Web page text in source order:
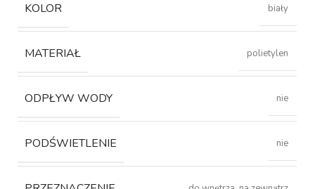
KOLOR biały
MATERIAŁ polietylen
ODPŁYW WODY nie
PODŚWIETLENIE nie